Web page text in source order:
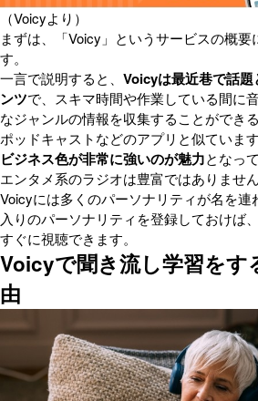
（Voicyより）
まずは、「Voicy」というサービスの概要
す。
一言で説明すると、 Voicyは最近巷で話
ンツで、スキマ時間や作業している間に
なジャンルの情報を収集することができる
ポッドキャストなどのアプリと似ています
ビジネス色が非常に強いのが魅力となっ
エンタメ系のラジオは豊富ではありません
Voicyには多くのパーソナリティが名を連
入りのパーソナリティを登録しておけば
すぐに視聴できます。
Voicyで聞き流し学習をす
由